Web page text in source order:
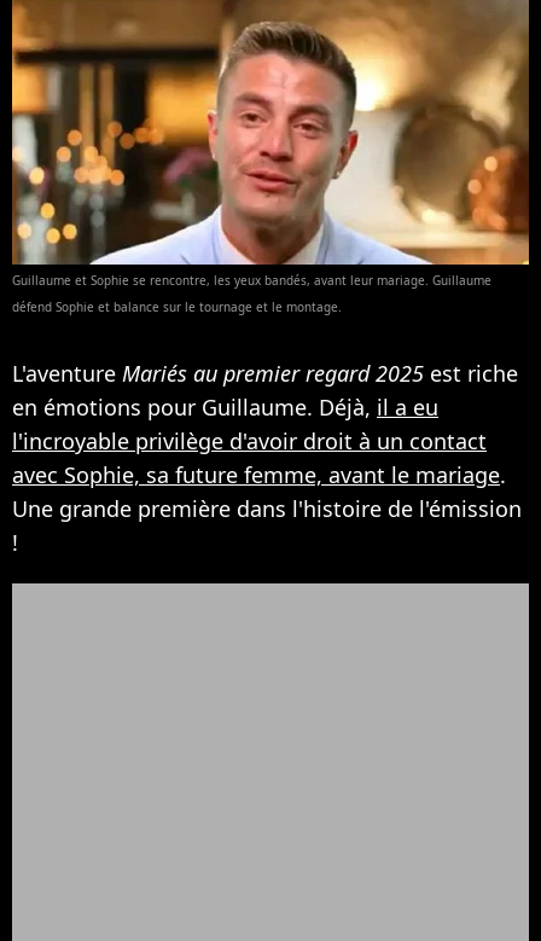
Guillaume et Sophie se rencontre, les yeux bandés, avant leur mariage. Guillaume
défend Sophie et balance sur le tournage et le montage.
L'aventure Mariés au premier regard 2025 est riche
en émotions pour Guillaume. Déjà, il a eu
l'incroyable privilège d'avoir droit à un contact
avec Sophie, sa future femme, avant le mariage.
Une grande première dans l'histoire de l'émission
!